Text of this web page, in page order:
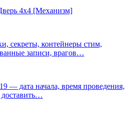
4х4 [Механизм]
секреты, контейнеры стим,
записи, врагов…
— дата начала, время проведения,
доставить…